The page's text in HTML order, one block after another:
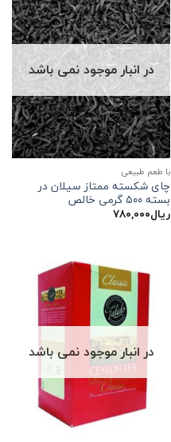
در انبار موجود نمی باشد
با طعم طبیعی
چای شکسته ممتاز سیلان در
بسته ۵۰۰ گرمی خالص
ریال۷۸۰,۰۰۰
در انبار موجود نمی باشد